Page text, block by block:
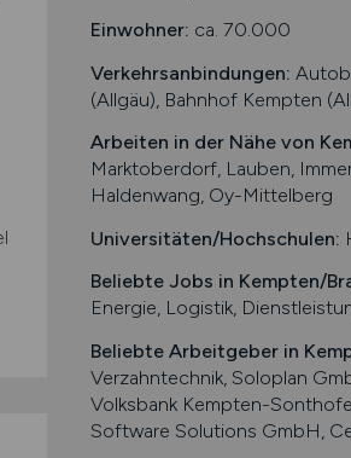
Einwohner: ca. 70.000
Verkehrsanbindungen:
(Allgäu), Bahnhof Kempten
Arbeiten in der Nähe von
Marktoberdorf, Lauben,
Haldenwang, Oy-Mittelberg
Universitäten/Hochschulen:
Beliebte Jobs in Kempten/
Energie, Logistik,
Beliebte Arbeitgeber in
Verzahntechnik, Soloplan
Volksbank Kempten-
Software Solutions GmbH,